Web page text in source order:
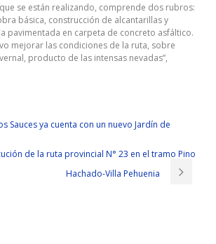
se están realizando, comprende dos rubros:
básica, construcción de alcantarillas y
pavimentada en carpeta de concreto asfáltico.
mejorar las condiciones de la ruta, sobre
producto de las intensas nevadas”,
Sauces ya cuenta con un nuevo Jardín de
de la ruta provincial N° 23 en el tramo Pino
Hachado-Villa Pehuenia